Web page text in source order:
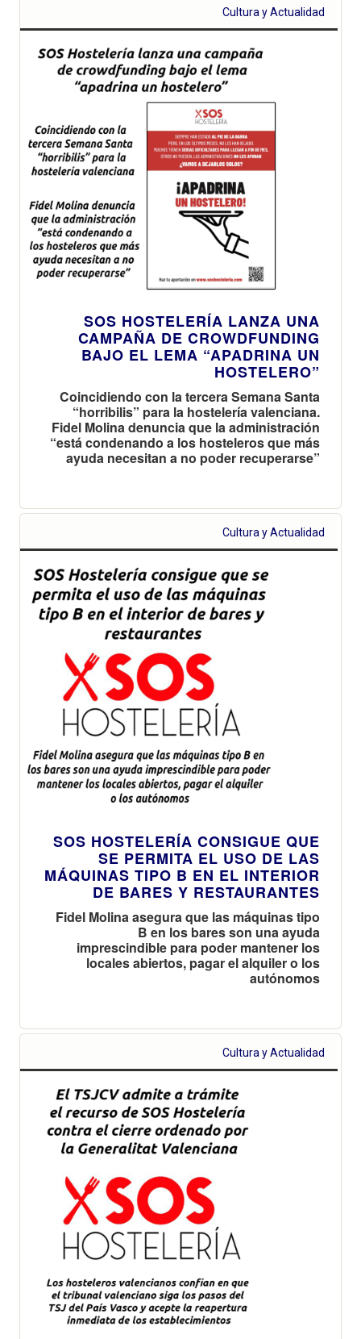
Cultura y Actualidad
SOS HOSTELERÍA LANZA UNA
CAMPAÑA DE CROWDFUNDING
BAJO EL LEMA “APADRINA UN
HOSTELERO”
Coincidiendo con la tercera Semana Santa
“horribilis” para la hostelería valenciana.
Fidel Molina denuncia que la administración
“está condenando a los hosteleros que más
ayuda necesitan a no poder recuperarse”
Cultura y Actualidad
SOS HOSTELERÍA CONSIGUE QUE
SE PERMITA EL USO DE LAS
MÁQUINAS TIPO B EN EL INTERIOR
DE BARES Y RESTAURANTES
Fidel Molina asegura que las máquinas tipo
B en los bares son una ayuda
imprescindible para poder mantener los
locales abiertos, pagar el alquiler o los
autónomos
Cultura y Actualidad